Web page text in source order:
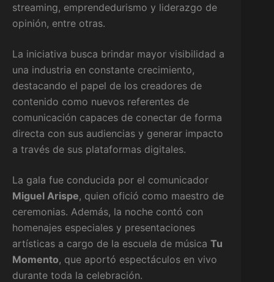
streaming, emprendedurismo y liderazgo de
opinión, entre otras.
La iniciativa busca brindar mayor visibilidad a
una industria en constante crecimiento,
destacando el papel de los creadores de
contenido como nuevos referentes de
comunicación capaces de conectar de forma
directa con sus audiencias y generar impacto
a través de sus plataformas digitales.
La gala fue conducida por el comunicador
Miguel Arispe, quien ofició como maestro de
ceremonias. Además, la noche contó con
homenajes especiales y presentaciones
artísticas a cargo de la escuela de música Tu
Momento, que aportó espectáculos en vivo
durante toda la celebración.